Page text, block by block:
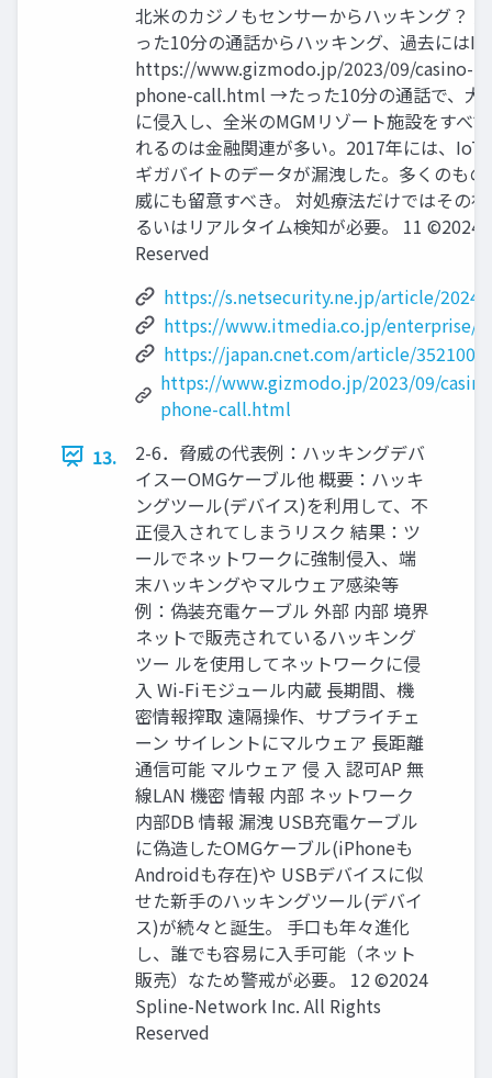
北米のカジノもセンサーからハッキング？
った10分の通話からハッキング、過去には
https://www.gizmodo.jp/2023/09/casino-
phone-call.html →たった10分の通話で、大
に侵入し、全米のMGMリゾート施設をすべ
れるのは金融関連が多い。2017年には、
ギガバイトのデータが漏洩した。多くのも
威にも留意すべき。 対処療法だけではその
るいはリアルタイム検知が必要。 11
Reserved
https://s.netsecurity.ne.jp/article/
https://www.itmedia.co.jp/enterprise/
https://japan.cnet.com/article/
https://www.gizmodo.jp/2023/09/
phone-call.html
13.
2-6．脅威の代表例：ハッキングデバ
イスーOMGケーブル他 概要：ハッキ
ングツール(デバイス)を利用して、不
正侵入されてしまうリスク 結果：ツ
ールでネットワークに強制侵入、端
末ハッキングやマルウェア感染等
例：偽装充電ケーブル 外部 内部 境界
ネットで販売されているハッキング
ツー ルを使用してネットワークに侵
入 Wi-Fiモジュール内蔵 長期間、機
密情報搾取 遠隔操作、サプライチェ
ーン サイレントにマルウェア 長距離
通信可能 マルウェア 侵 入 認可AP 無
線LAN 機密 情報 内部 ネットワーク
内部DB 情報 漏洩 USB充電ケーブル
に偽造したOMGケーブル(iPhoneも
Androidも存在)や USBデバイスに似
せた新手のハッキングツール(デバイ
ス)が続々と誕生。 手口も年々進化
し、誰でも容易に入手可能（ネット
販売）なため警戒が必要。 12 ©2024
Spline-Network Inc. All Rights
Reserved